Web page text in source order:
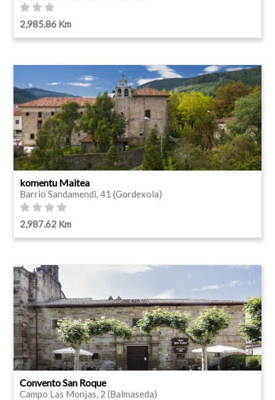
2,985.86 Km
komentu Maitea
Barrio Sandamendi, 41 (Gordexola)
2,987.62 Km
Convento San Roque
Campo Las Monjas, 2 (Balmaseda)